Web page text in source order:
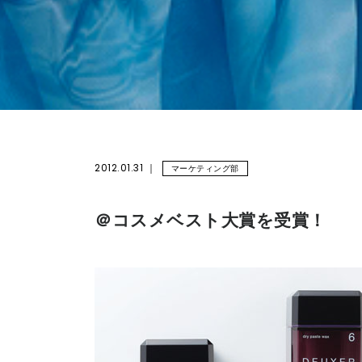
2012.01.31 マーケティング部
＠コスメベスト大賞を受賞！